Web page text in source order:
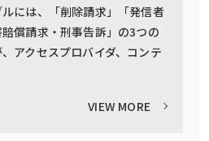
には、「削除請求」「発信者
償請求・刑事告訴」の3つの
アクセスプロバイダ、コンテ
VIEW MORE